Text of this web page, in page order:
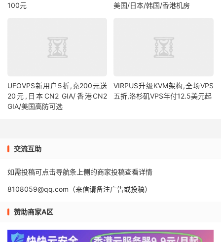
100元
美国/日本/韩国/香港机房
UFOVPS新用户5折,充200元送
20元,日本CN2 GIA/香港CN2
GIA/美国高防可选
VIRPUS升级KVM架构,全场VPS
五折,洛杉矶VPS年付12.5美元起
交流互助
如需投稿可点击导航条上侧的商家投稿查看详情
8108059@qq.com（来信请备注广告或投稿）
赞助商家A区